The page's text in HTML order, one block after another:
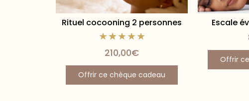
Rituel cocooning 2 personnes
210,00€
Offrir ce chèque cadeau
Escale
Offrir